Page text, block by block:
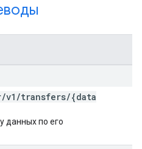
/v1 /transfers/{data
данных по его